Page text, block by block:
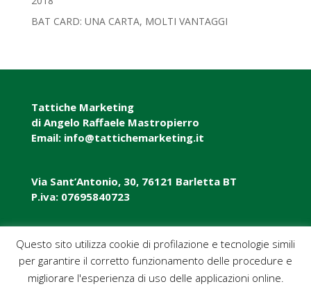
BAT CARD: UNA CARTA, MOLTI VANTAGGI
Tattiche Marketing
di Angelo Raffaele Mastropierro
Email: info@tattichemarketing.it
Via Sant’Antonio, 30, 76121 Barletta BT
P.iva: 07695840723
P.iva: 07695840723
Pec: tattichemarketing@pec.it
Questo sito utilizza cookie di profilazione e tecnologie simili
per garantire il corretto funzionamento delle procedure e
migliorare l'esperienza di uso delle applicazioni online.